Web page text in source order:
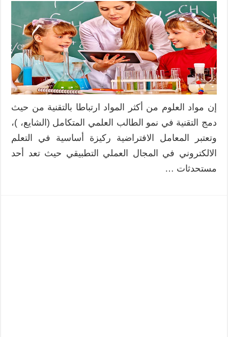
إن مواد العلوم من أكثر المواد ارتباطا بالتقنية من حيث
دمج التقنية في نمو الطالب العلمي المتكامل (الشايع، )،
وتعتبر المعامل الافتراضية ركيزة أساسية في التعلم
الالكتروني في المجال العملي التطبيقي حيث تعد أحد
مستحدثات …